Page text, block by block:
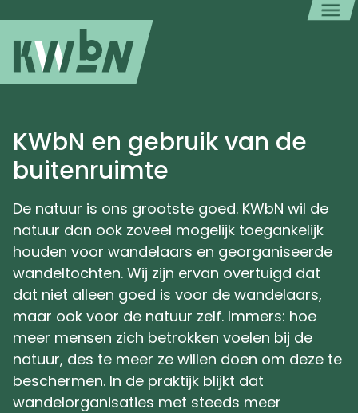
KWbN en gebruik van de
buitenruimte
De natuur is ons grootste goed. KWbN wil de
natuur dan ook zoveel mogelijk toegankelijk
houden voor wandelaars en georganiseerde
wandeltochten. Wij zijn ervan overtuigd dat
dat niet alleen goed is voor de wandelaars,
maar ook voor de natuur zelf. Immers: hoe
meer mensen zich betrokken voelen bij de
natuur, des te meer ze willen doen om deze te
beschermen. In de praktijk blijkt dat
wandelorganisaties met steeds meer